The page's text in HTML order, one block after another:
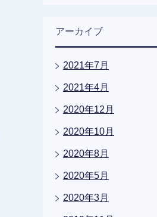
アーカイブ
2021年7月
2021年4月
2020年12月
2020年10月
2020年8月
2020年5月
2020年3月